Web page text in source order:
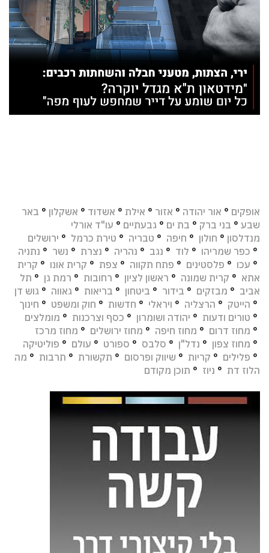
אופקים ° אור יהודה ° אזור ° אילת ° אשדוד ° אשקלון ° באר
שבע ° בני ברק ° בת ים ° גבעתיים ° עו"ד אורלי
מנדלסון ° חולון ° חיפה ° טבריה ° טירת כרמל ° ירושלים
° כפר שמריהו ° לוד ° נגב ° נהריה ° נצרת ° נשר ° נתניה
° עכו ° פלסטינים ° פתח תקווה ° צפת ° קרית אונו ° קרית
אתא ° קרית שמונה ° ראשון לציון ° רחובות ° רמת גן ° תל
אביב ° מבזקים ° בידור ° ביטחון ° בריאות ° גאווה ° גוש דן
° הייטק ° הרצליה ° ויראלי ° חדשות ° חוק ומשפט ° חינוך
° טורים ודעות ° יהודה ושומרון ° כסף וצרכנות ° מומלצים
° מחוז דרום ° מחוז חיפה ° מחוז ירושלים ° מחוז מרכז
° מחוז צפון ° נדל"ן ° סלבס ° ספורט ° עולם ° פוליטיקה
° פלילים ° קריות ° שיווק ופרסום ° תקשורת ° תרבות ° מה
הלוז דת ° ניוז ° תוכן מקודם